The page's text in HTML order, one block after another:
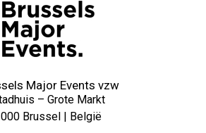
Major Events vzw
– Grote Markt
Brussel | België